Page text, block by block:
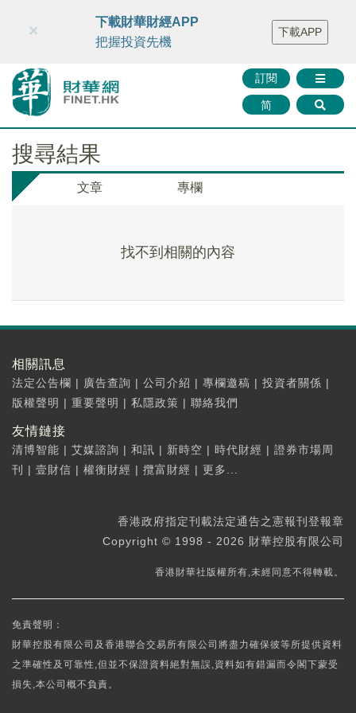
財華智庫網 FINTV FINMETA 財華證券 媒體矩陣
智庫沙龍
聯絡我們
訂閱
简
×
下載財華財經APP
把握投資先機
下載APP
搜尋結果
文章 專欄
找不到相關的內容
相關訊息
法定公告欄 | 廣告查詢 | 公司介紹 | 專欄邀稿 | 投資者關係 |
版權聲明 | 重要聲明 | 私隱政策 | 聯絡我們
友情鏈接
清博智能 | 艾媒諮詢 | 和訊 | 新時空 | 時代財經 | 證券市場周
刊
| 壹財信 | 權衡財經 | 攬富財經 | 更多...
香港政府指定刊載法定通告之憲報刊登報章
Copyright © 1998 - 2026 財華控股有限公司
香港財華社版權所有,未經同意不得轉載。
免責聲明：
財華控股有限公司及香港聯合交易所有限公司將盡力確保彼等所提供資料
之準確性及可靠性,但並不保證資料絕對無誤,資料如有錯漏而令閣下蒙受
損失,本公司概不負責。